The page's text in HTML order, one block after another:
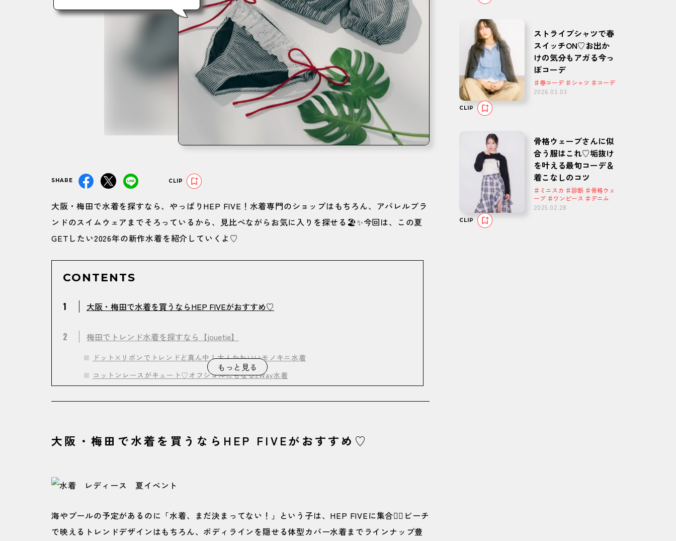
SHARE CLIP
大阪・梅田で水着を探すなら、やっぱりHEP FIVE！水着専門のショップはもちろん、アパレルブラ
ンドのスイムウェアまでそろっているから、見比べながらお気に入りを探せる🏖️✨今回は、この夏
GETしたい2026年の新作水着を紹介していくよ♡
CONTENTS
1 大阪・梅田で水着を買うならHEP FIVEがおすすめ♡
2 梅田でトレンド水着を探すなら【jouetie】
ドット×リボンでトレンドど真ん中！大人かわいいモノキニ水着
コットンレースがキュート♡オフショルにもなる2Way水着
微配色のストライプがおしゃれ！ウエストも自然に隠せるタンキニ水着
もっと見る
大阪・梅田で水着を買うならHEP FIVEがおすすめ♡
海やプールの予定があるのに「水着、まだ決まってない！」という子は、HEP FIVEに集合🙋‍♀️ビーチ
で映えるトレンドデザインはもちろん、ボディラインを隠せる体型カバー水着までラインナップ豊
ストライプシャツで春
スイッチON♡お出か
けの気分もアガる今っ
ぽコーデ
♯春コーデ ♯シャツ ♯コーデ
2026.03.03
CLIP
骨格ウェーブさんに似
合う服はこれ♡垢抜け
を叶える最旬コーデ＆
着こなしのコツ
♯ミニスカ ♯診断 ♯骨格ウェ
ーブ ♯ワンピース ♯デニム
2025.02.28
CLIP